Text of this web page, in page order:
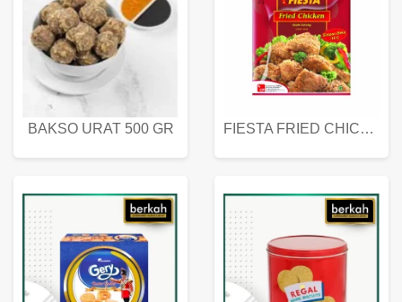
BAKSO URAT 500 GR FIESTA FRIED CHICKEN 500 GR